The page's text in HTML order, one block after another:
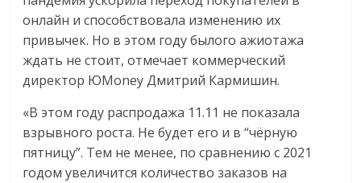
онлайн и способствовала изменению их
привычек. Но в этом году былого ажиотажа
ждать не стоит, отмечает коммерческий
директор ЮMoney Дмитрий Кармишин.
«В этом году распродажа 11.11 не показала
взрывного роста. Не будет его и в “чёрную
пятницу”. Тем не менее, по сравнению с 2021
годом увеличится количество заказов на